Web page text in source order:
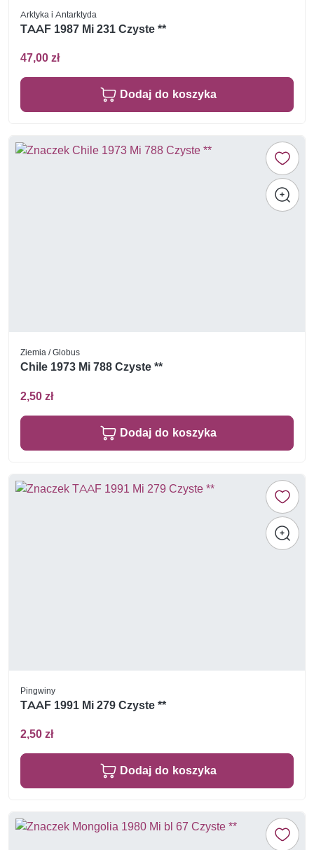
Arktyka i Antarktyda
TAAF 1987 Mi 231 Czyste **
47,00 zł
Dodaj do koszyka
Ziemia / Globus
Chile 1973 Mi 788 Czyste **
2,50 zł
Dodaj do koszyka
Pingwiny
TAAF 1991 Mi 279 Czyste **
2,50 zł
Dodaj do koszyka